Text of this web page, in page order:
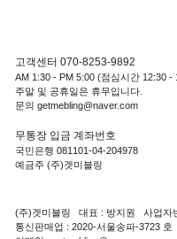
고객센터 070-8253-9892
AM 1:30 - PM 5:00 (점심시간 12:30 -
주말 및 공휴일은 휴무입니다.
문의 getmebling@naver.com
무통장 입금 계좌번호
국민은행 081101-04-204978
예금주 (주)겟미블링
(주)겟미블링 대표 : 방지원 사업자
통신판매업 : 2020-서울송파-3723